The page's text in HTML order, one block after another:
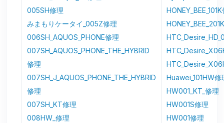
005SH修理
みまもりケータイ_005Z修理
006SH_AQUOS_PHONE修理
007SH_AQUOS_PHONE_THE_HYBRID
修理
007SH_J_AQUOS_PHONE_THE_HYBRID
修理
007SH_KT修理
008HW_修理
Huawei_101HW修
HW001_KT_修理
HW001S修理
HW001修理